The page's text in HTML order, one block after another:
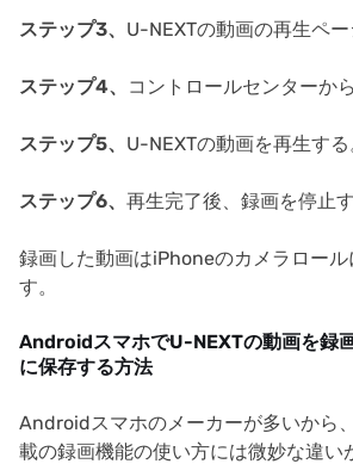
ステップ3、 U-NEXTの動画の再生ペー
ステップ4、 コントロールセンターか
ステップ5、 U-NEXTの動画を再生する
ステップ6、 再生完了後、録画を停止す
録画した動画はiPhoneのカメラロール
す。
AndroidスマホでU-NEXTの動画を録
に保存する方法
Androidスマホのメーカーが多いから
載の録画機能の使い方には微妙な違い